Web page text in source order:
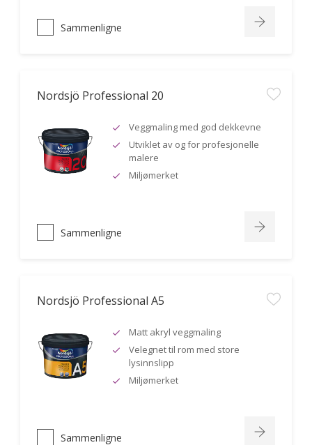
Sammenligne
Nordsjö Professional 20
Veggmaling med god dekkevne
Utviklet av og for profesjonelle
malere
Miljømerket
Sammenligne
Nordsjö Professional A5
Matt akryl veggmaling
Velegnet til rom med store
lysinnslipp
Miljømerket
Sammenligne